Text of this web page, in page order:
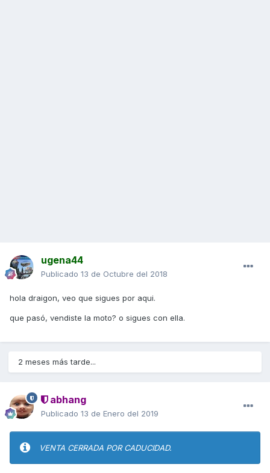
ugena44
Publicado 13 de Octubre del 2018
hola draigon, veo que sigues por aqui.
que pasó, vendiste la moto? o sigues con ella.
2 meses más tarde...
abhang
Publicado 13 de Enero del 2019
VENTA CERRADA POR CADUCIDAD.